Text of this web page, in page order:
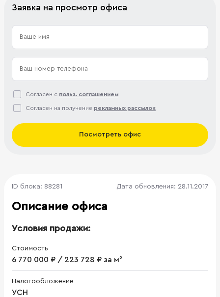
Заявка на просмотр офиса
Согласен с польз. соглашением
Согласен на получение рекламных рассылок
Посмотреть офис
ID блока: 88281 Дата обновления: 28.11.2017
Описание офиса
Условия продажи:
Стоимость
6 770 000 ₽ / 223 728 ₽ за м²
Налогообложение
УСН